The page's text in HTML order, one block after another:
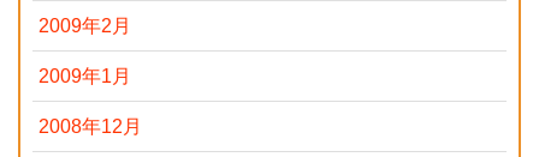
2009年2月
2009年1月
2008年12月